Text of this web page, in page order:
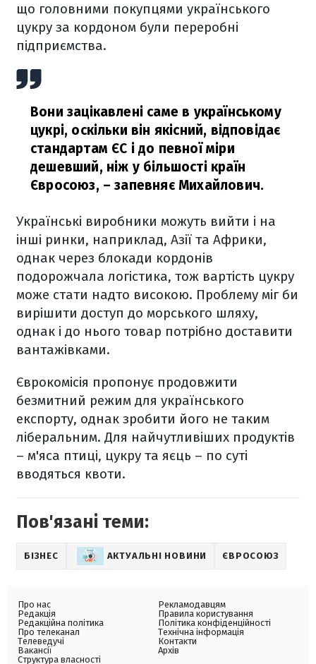
що головними покупцями українського
цукру за кордоном були переробні
підприємства.
Вони зацікавлені саме в українському
цукрі, оскільки він якісний, відповідає
стандартам ЄС і до певної міри
дешевший, ніж у більшості країн
Євросоюз, – запевняє Михайлович.
Українські виробники можуть вийти і на
інші ринки, наприклад, Азії та Африки,
однак через блокади кордонів
подорожчала логістика, тож вартість цукру
може стати надто високою. Проблему міг би
вирішити доступ до морського шляху,
однак і до нього товар потрібно доставити
вантажівками.
Єврокомісія пропонує продовжити
безмитний режим для українського
експорту, однак зробити його не таким
ліберальним. Для найчутливіших продуктів
– м'яса птиці, цукру та яєць – по суті
вводяться квоти.
Пов'язані теми:
БІЗНЕС АКТУАЛЬНІ НОВИНИ ЄВРОСОЮЗ
Про нас
Редакція
Редакційна політика
Про телеканал
Телеведучі
Вакансії
Структура власності
Рекламодавцям
Правила користування
Політика конфіденційності
Технічна інформація
Контакти
Архів